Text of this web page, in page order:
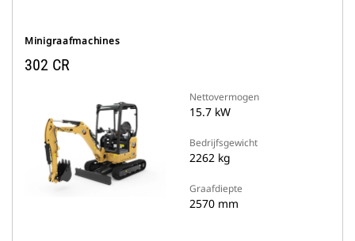
Minigraafmachines
302 CR
Nettovermogen
15.7 kW
Bedrijfsgewicht
2262 kg
Graafdiepte
2570 mm